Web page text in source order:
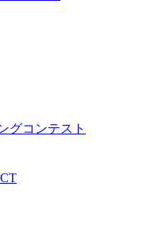
グコンテスト